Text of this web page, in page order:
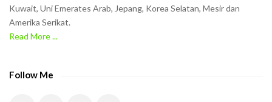
Kuwait, Uni Emerates Arab, Jepang, Korea Selatan, Mesir dan
Amerika Serikat.
Read More ...
Follow Me